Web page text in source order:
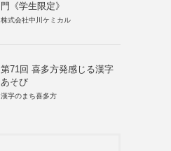
門《学生限定》
株式会社中川ケミカル
第71回 喜多方発感じる漢字
あそび
漢字のまち喜多方